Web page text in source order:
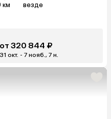
км везде
от 320 844 ₽
31 окт. - 7 нояб., 7 н.